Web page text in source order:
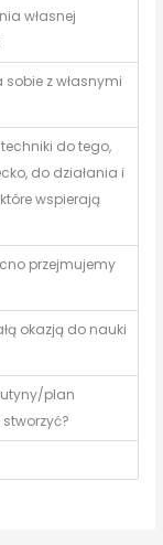
własnej
z własnymi
do tego,
do działania i
wspierają
przejmujemy
okazją do nauki
plan